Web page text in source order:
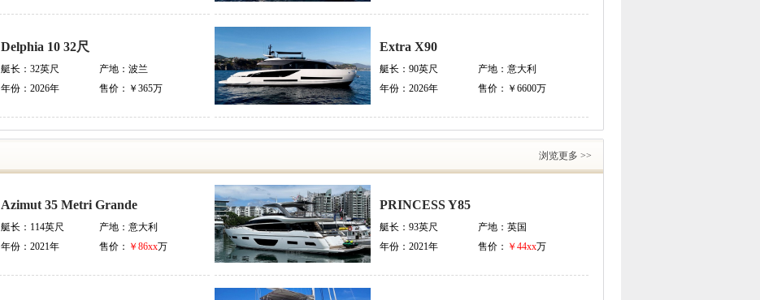
Delphia 10 32尺
艇长： 32英尺 产地： 波兰
年份： 2026年 售价： ￥365万
Extra X90
艇长： 90英尺 产地： 意大利
年份： 2026年 售价： ￥6600万
浏览更多 >>
Azimut 35 Metri Grande
艇长： 114英尺 产地： 意大利
年份： 2021年 售价： ￥86xx万
PRINCESS Y85
艇长： 93英尺 产地： 英国
年份： 2021年 售价： ￥44xx万